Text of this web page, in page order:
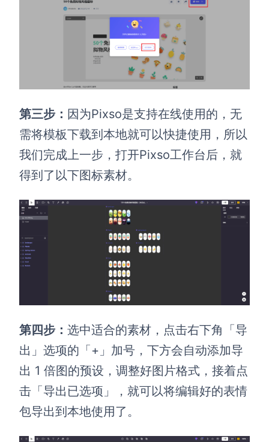
第三步： 因为Pixso是支持在线使用的，无
需将模板下载到本地就可以快捷使用，所以
我们完成上一步，打开Pixso工作台后，就
得到了以下图标素材。
第四步： 选中适合的素材，点击右下角「导
出」选项的「+」加号，下方会自动添加导
出 1 倍图的预设，调整好图片格式，接着点
击「导出已选项」，就可以将编辑好的表情
包导出到本地使用了。